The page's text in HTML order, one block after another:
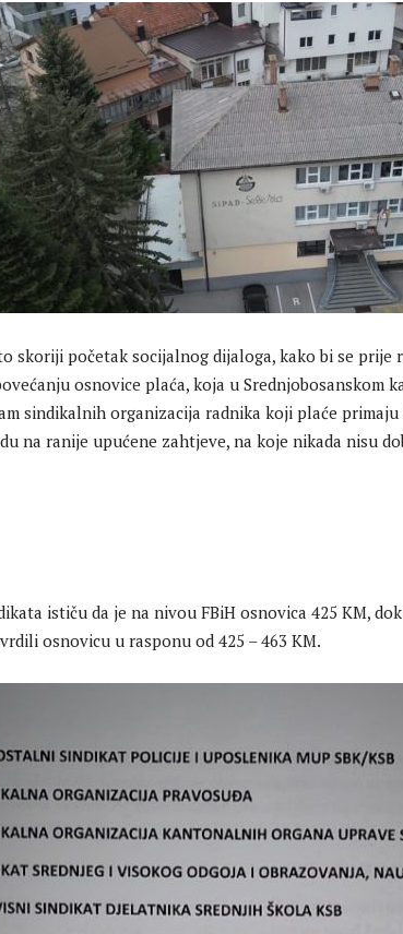
skoriji početak socijalnog dijaloga, kako bi se prije
osnovice plaća, koja u Srednjobosanskom
sindikalnih organizacija radnika koji plaće
na ranije upućene zahtjeve, na koje nikada nisu
ističu da je na nivou FBiH osnovica 425 KM,
osnovicu u rasponu od 425 – 463 KM.